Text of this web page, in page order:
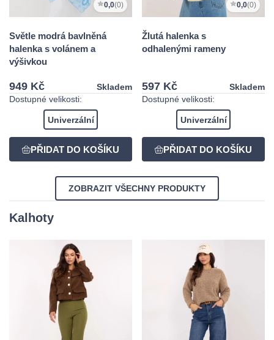
0,0(0)
Světle modrá bavlněná
halenka s volánem a
výšivkou
949 Kč
Skladem
Dostupné velikosti:
Univerzální
0,0(0)
Žlutá halenka s
odhalenými rameny
597 Kč
Skladem
Dostupné velikosti:
Univerzální
ZOBRAZIT VŠECHNY PRODUKTY
Kalhoty